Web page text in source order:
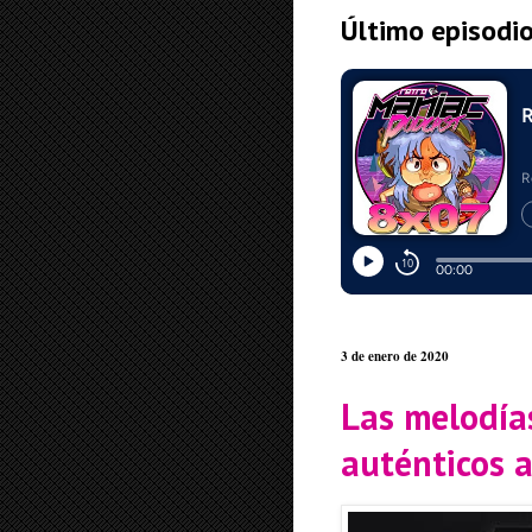
Último
3 de enero de 2020
Las
auténticos